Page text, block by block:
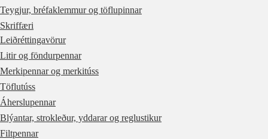
Teygjur, bréfaklemmur og töflupinnar
Skriffæri
Leiðréttingavörur
Litir og föndurpennar
Merkipennar og merkitúss
Töflutúss
Áherslupennar
Blýantar, strokleður, yddarar og reglustikur
Filtpennar